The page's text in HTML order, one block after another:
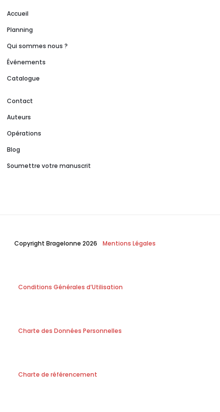
Accueil
Planning
Qui sommes nous ?
Événements
Catalogue
Contact
Auteurs
Opérations
Blog
Soumettre votre manuscrit
Copyright Bragelonne 2026 Mentions Légales
Conditions Générales d’Utilisation
Charte des Données Personnelles
Charte de référencement